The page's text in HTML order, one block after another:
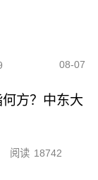
08-07
方？中东大
阅读 18742